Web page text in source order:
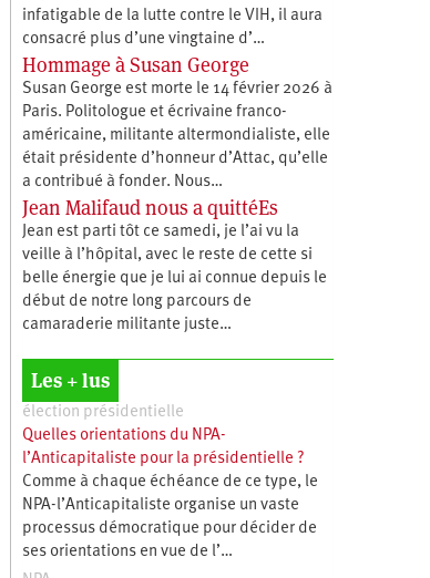
infatigable de la lutte contre le VIH, il aura
consacré plus d’une vingtaine d’…
Hommage à Susan George
Susan George est morte le 14 février 2026 à
Paris. Politologue et écrivaine franco-
américaine, militante altermondialiste, elle
était présidente d’honneur d’Attac, qu’elle
a contribué à fonder. Nous…
Jean Malifaud nous a quittéEs
Jean est parti tôt ce samedi, je l’ai vu la
veille à l’hôpital, avec le reste de cette si
belle énergie que je lui ai connue depuis le
début de notre long parcours de
camaraderie militante juste…
Les + lus
élection présidentielle
Quelles orientations du NPA-
l’Anticapitaliste pour la présidentielle ?
Comme à chaque échéance de ce type, le
NPA-l’Anticapitaliste organise un vaste
processus démocratique pour décider de
ses orientations en vue de l’…